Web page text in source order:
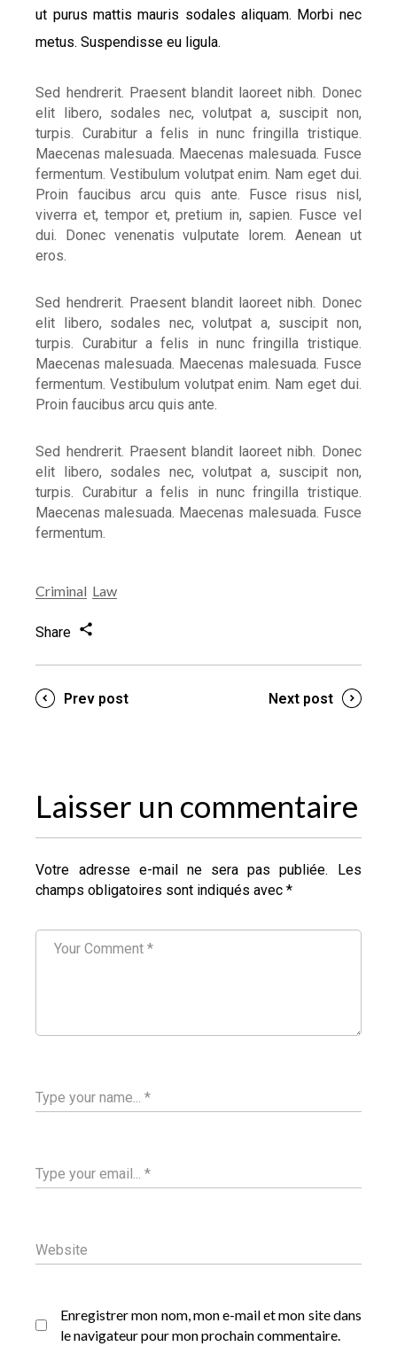
ut purus mattis mauris sodales aliquam. Morbi nec
metus. Suspendisse eu ligula.
Sed hendrerit. Praesent blandit laoreet nibh. Donec
elit libero, sodales nec, volutpat a, suscipit non,
turpis. Curabitur a felis in nunc fringilla tristique.
Maecenas malesuada. Maecenas malesuada. Fusce
fermentum. Vestibulum volutpat enim. Nam eget dui.
Proin faucibus arcu quis ante. Fusce risus nisl,
viverra et, tempor et, pretium in, sapien. Fusce vel
dui. Donec venenatis vulputate lorem. Aenean ut
eros.
Sed hendrerit. Praesent blandit laoreet nibh. Donec
elit libero, sodales nec, volutpat a, suscipit non,
turpis. Curabitur a felis in nunc fringilla tristique.
Maecenas malesuada. Maecenas malesuada. Fusce
fermentum. Vestibulum volutpat enim. Nam eget dui.
Proin faucibus arcu quis ante.
Sed hendrerit. Praesent blandit laoreet nibh. Donec
elit libero, sodales nec, volutpat a, suscipit non,
turpis. Curabitur a felis in nunc fringilla tristique.
Maecenas malesuada. Maecenas malesuada. Fusce
fermentum.
Criminal Law
Share
Prev post Next post
Laisser un commentaire
Votre adresse e-mail ne sera pas publiée.
Les
champs obligatoires sont indiqués avec*
Enregistrer mon nom, mon e-mail et mon site dans
le navigateur pour mon prochain commentaire.